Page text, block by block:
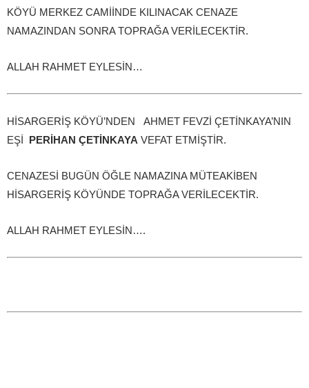
KÖYÜ MERKEZ CAMİİNDE KILINACAK CENAZE
NAMAZINDAN SONRA TOPRAĞA VERİLECEKTİR.
ALLAH RAHMET EYLESİN…
HİSARGERİŞ KÖYÜ’NDEN AHMET FEVZİ ÇETİNKAYA’NIN
EŞİ PERİHAN ÇETİNKAYA VEFAT ETMİŞTİR.
CENAZESİ BUGÜN ÖĞLE NAMAZINA MÜTEAKİBEN
HİSARGERİŞ KÖYÜNDE TOPRAĞA VERİLECEKTİR.
ALLAH RAHMET EYLESİN….